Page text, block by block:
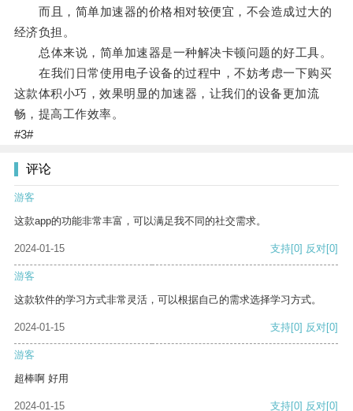
而且，简单加速器的价格相对较便宜，不会造成过大的
经济负担。
总体来说，简单加速器是一种解决卡顿问题的好工具。
在我们日常使用电子设备的过程中，不妨考虑一下购买
这款体积小巧，效果明显的加速器，让我们的设备更加流
畅，提高工作效率。
#3#
评论
游客
这款app的功能非常丰富，可以满足我不同的社交需求。
2024-01-15 支持[0] 反对[0]
游客
这款软件的学习方式非常灵活，可以根据自己的需求选择学习方式。
2024-01-15 支持[0] 反对[0]
游客
超棒啊 好用
2024-01-15 支持[0] 反对[0]